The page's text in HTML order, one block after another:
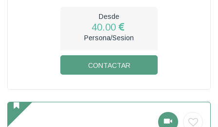
Desde
40.00
Persona/Sesion
CONTACTAR